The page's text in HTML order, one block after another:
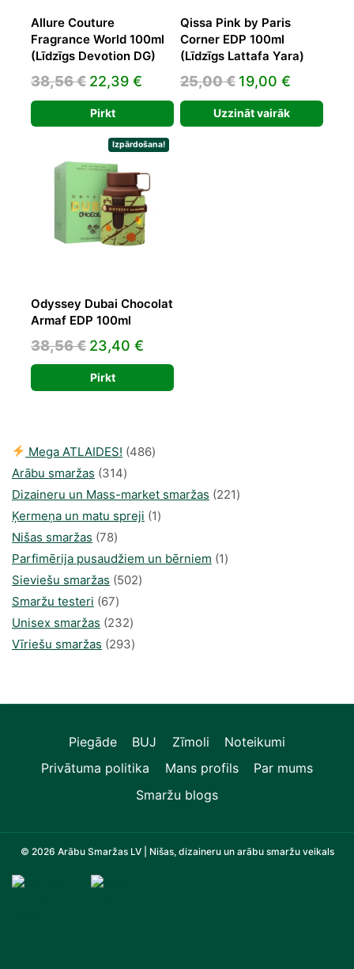
Allure Couture
Fragrance World 100ml
(Līdzīgs Devotion DG)
38,56€ Original
price
was:
38,56 €.
22,39 € Current
price
is:
22,39 €.
Pirkt
Qissa Pink by Paris
Corner EDP 100ml
(Līdzīgs Lattafa Yara)
25,00€ Original
price
was:
19,00 €
price
is:
Uzzināt vairāk
Izpārdošana!
Odyssey Dubai Chocolat
Armaf EDP 100ml
38,56€ Original
price
was:
23,40 €
price
is:
Pirkt
Mega ATLAIDES! 486486
Arābu smaržas 314314
produkti
Dizaineru un Mass-market smaržas 221221
Ķermeņa un matu spreji 11
Nišas smaržas 7878
produkts
Parfimērija pusaudžiem un bērniem 11
Sieviešu smaržas 502502
Smaržu testeri 6767
produkts
Unisex smaržas 232232
produkts
Vīriešu smaržas 293293
Piegāde BUJ Zīmoli
Noteikumi
Privātuma politika
Mans profils
Par mums
Smaržu blogs
© 2026 Arābu Smaržas LV | Nišas, dizaineru un arābu smaržu veikals